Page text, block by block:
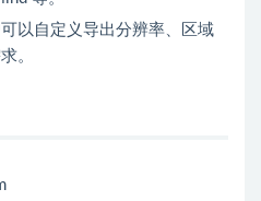
可以自定义导出分辨率、区域
。